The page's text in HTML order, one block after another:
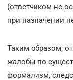
(ответчиком не
при назначении
Таким образом,
жалобы по
формализм,